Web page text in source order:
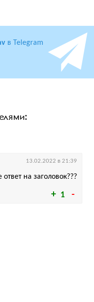
в Telegram
1
ответ на заголовок???
13.02.2022 в 21:39